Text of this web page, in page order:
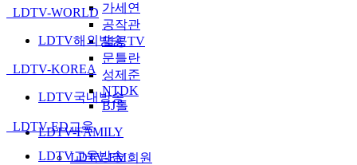
가세연
공작관
멸콩TV
문틀란
성제준
NTDK
BJ톨
LDTV-FAMILY
LDTV-FM회원
LDTV-WORLD
LDTV해외방송
LDTV-KOREA
LDTV국내방송
LDTV-ED교육
LDTV교육방송